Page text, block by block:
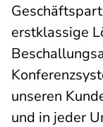
erstklassige
unseren
und in jeder